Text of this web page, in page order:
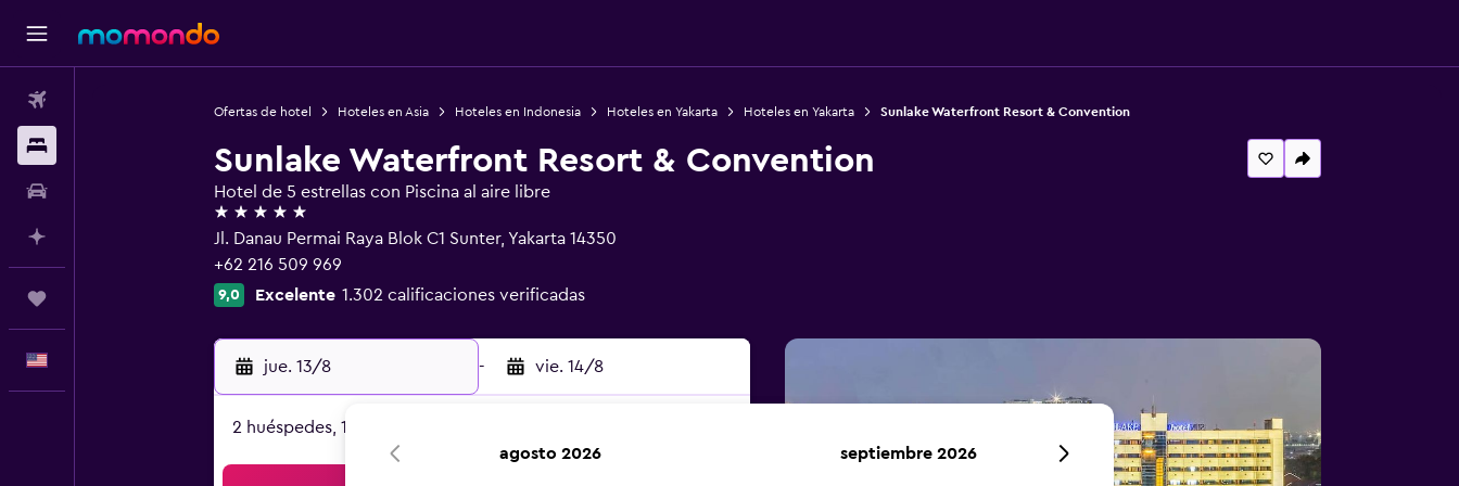
Ofertas de hotel Hoteles en Asia Hoteles en Indonesia Hoteles en Yakarta Hoteles en Yakarta Sunlake Waterfront Resort & Convention
Sunlake Waterfront Resort & Convention
Hotel de 5 estrellas con Piscina al aire libre
5 estrellas
Jl. Danau Permai Raya Blok C1 Sunter, Yakarta 14350
+62 216 509 969
9,0 Excelente 1.302 calificaciones verificadas
jue. 13/8 - vie. 14/8
2 huéspedes, 1 habitación
agosto 2026 septiembre 2026